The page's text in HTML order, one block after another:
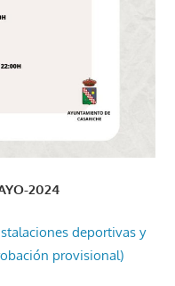
2024
deportivas y
provisional)